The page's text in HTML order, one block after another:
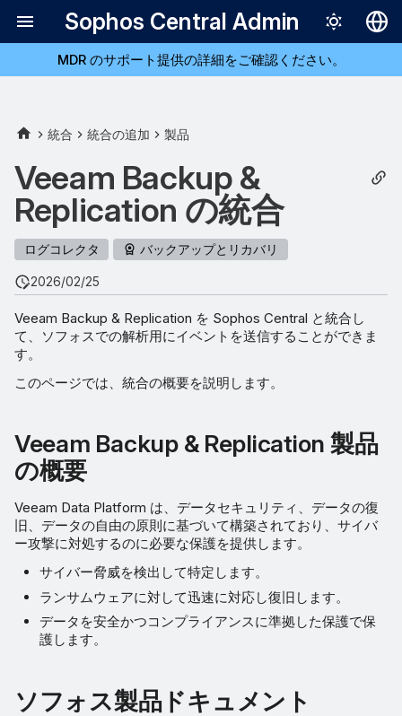
Sophos Central Admin
Deutsch
Português
中文（繁體）
MDR のサポート提供の詳細をご確認ください。
統合 統合の追加 製品
Veeam Backup &
Replication の統合
ログコレクタ バックアップとリカバリ
2026/02/25
Veeam Backup & Replication を Sophos Central と統合し
て、ソフォスでの解析用にイベントを送信することができま
す。
このページでは、統合の概要を説明します。
Veeam Backup & Replication 製品
の概要
Veeam Data Platform は、データセキュリティ、データの復
旧、データの自由の原則に基づいて構築されており、サイバ
ー攻撃に対処するのに必要な保護を提供します。
サイバー脅威を検出して特定します。
ランサムウェアに対して迅速に対応し復旧します。
データを安全かつコンプライアンスに準拠した保護で保
護します。
ソフォス製品ドキュメント